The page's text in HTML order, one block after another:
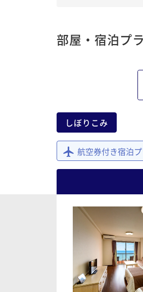
読んどいて、み
施設の人達は使
か違和感 ・朝
いるし、レスト
なんか居づらい
ホテル内の店を
てるか分からな
に行ったが、そ
しばらく待たさ
が、ホテル内の
上記で紹介して
だしく閉め作業
た。オープン中
あるのにそれはお
サービスは合わ
な。 総合的に
部屋・宿泊プ
しぼりこみ
航空券付き宿泊